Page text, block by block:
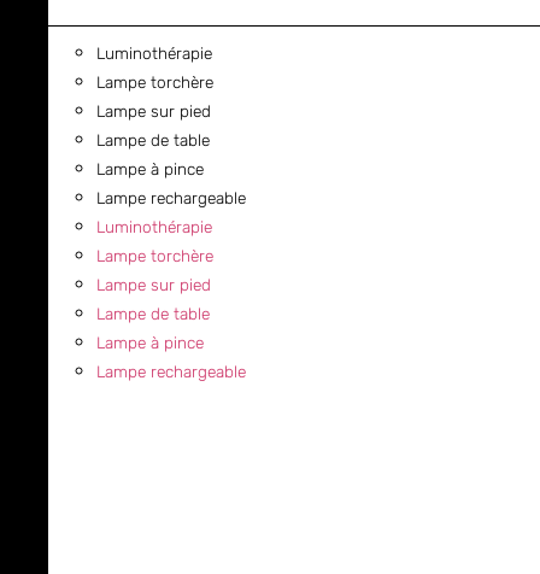
Luminothérapie
Lampe torchère
Lampe sur pied
Lampe de table
Lampe à pince
Lampe rechargeable
Luminothérapie
Lampe torchère
Lampe sur pied
Lampe de table
Lampe à pince
Lampe rechargeable